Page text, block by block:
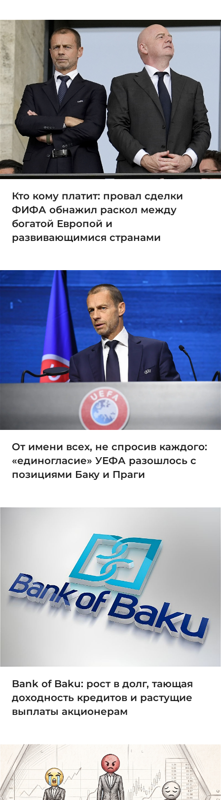
Кто кому платит: провал сделки
ФИФА обнажил раскол между
богатой Европой и
развивающимися странами
От имени всех, не спросив каждого:
«единогласие» УЕФА разошлось с
позициями Баку и Праги
Bank of Baku: рост в долг, тающая
доходность кредитов и растущие
выплаты акционерам